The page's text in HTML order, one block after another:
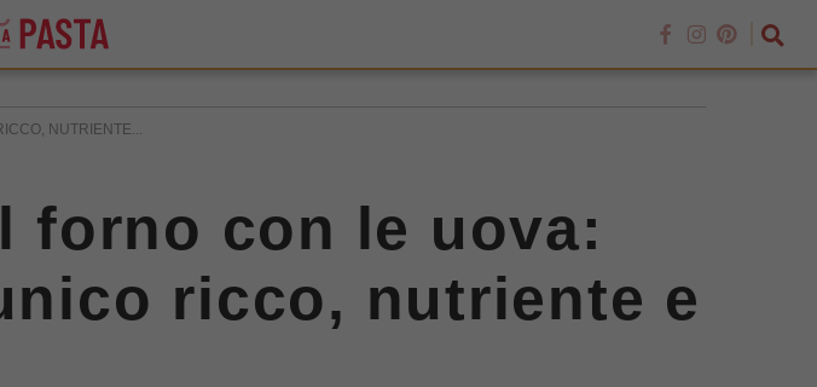
NUTRIENTE...
forno con le uova:
ricco, nutriente e